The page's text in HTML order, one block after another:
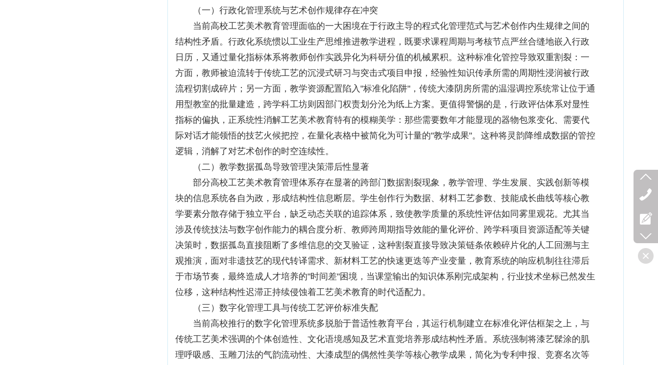
（一）行政化管理系统与艺术创作规律存在冲突
当前高校工艺美术教育管理面临的一大困境在于行政主导的程式化管理范式与艺术创作内生规律之间的
结构性矛盾。行政化系统惯以工业生产思维推进教学进程，既要求课程周期与考核节点严丝合缝地嵌入行政
日历，又通过量化指标体系将教师创作实践异化为科研分值的机械累积。这种标准化管控导致双重割裂：一
方面，教师被迫流转于传统工艺的沉浸式研习与突击式项目申报，经验性知识传承所需的周期性浸润被行政
流程切割成碎片；另一方面，教学资源配置陷入"标准化陷阱"，传统大漆阴房所需的温湿调控系统常让位于通
用型教室的批量建造，跨学科工坊则因部门权责划分沦为纸上方案。更值得警惕的是，行政评估体系对显性
指标的偏执，正系统性消解工艺美术教育特有的模糊美学：那些需要数年才能显现的器物包浆变化、需要代
际对话才能领悟的技艺火候把控，在量化表格中被简化为可计量的"教学成果"。这种将灵韵降维成数据的管控
逻辑，消解了对艺术创作的时空连续性。
（二）教学数据孤岛导致管理决策滞后性显著
部分高校工艺美术教育管理体系存在显著的跨部门数据割裂现象，教学管理、学生发展、实践创新等模
块的信息系统各自为政，形成结构性信息断层。学生创作行为数据、材料工艺参数、技能成长曲线等核心教
学要素分散存储于独立平台，缺乏动态关联的追踪体系，致使教学质量的系统性评估如同雾里观花。尤其当
涉及传统技法与数字创作能力的耦合度分析、教师跨周期指导效能的量化评价、跨学科项目资源适配等关键
决策时，数据孤岛直接阻断了多维信息的交叉验证，这种割裂直接导致决策链条依赖碎片化的人工回溯与主
观推演，面对非遗技艺的现代转译需求、新材料工艺的快速更迭等产业变量，教育系统的响应机制往往滞后
于市场节奏，最终造成人才培养的"时间差"困境，当课堂输出的知识体系刚完成架构，行业技术坐标已然发生
位移，这种结构性迟滞正持续侵蚀着工艺美术教育的时代适配力。
（三）数字化管理工具与传统工艺评价标准失配
当前高校推行的数字化管理系统多脱胎于普适性教育平台，其运行机制建立在标准化评估框架之上，与
传统工艺美术强调的个体创造性、文化语境感知及艺术直觉培养形成结构性矛盾。系统强制将漆艺髹涂的肌
理呼吸感、玉雕刀法的气韵流动性、大漆成型的偶然性美学等核心教学成果，简化为专利申报、竞赛名次等